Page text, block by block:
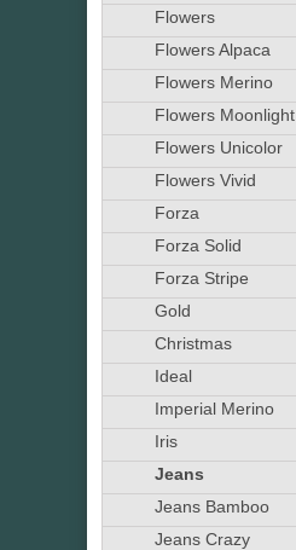
Flowers
Flowers Alpaca
Flowers Merino
Flowers Moonlight
Flowers Unicolor
Flowers Vivid
Forza
Forza Solid
Forza Stripe
Gold
Christmas
Ideal
Imperial Merino
Iris
Jeans
Jeans Bamboo
Jeans Crazy